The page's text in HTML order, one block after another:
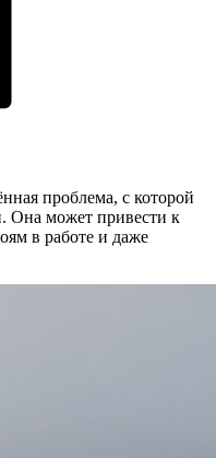
проблема, с которой
Она может привести к
в работе и даже